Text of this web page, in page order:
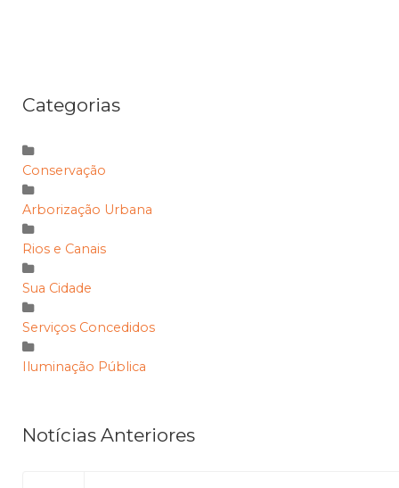
Categorias
Conservação
Arborização Urbana
Rios e Canais
Sua Cidade
Serviços Concedidos
Iluminação Pública
Notícias Anteriores